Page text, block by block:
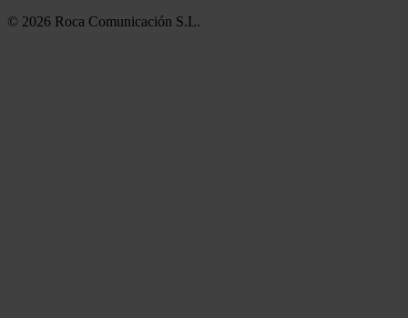
© 2026 Roca Comunicación S.L.